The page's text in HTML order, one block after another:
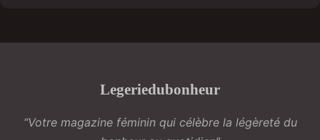
Legeriedubonheur
“Votre magazine féminin qui célèbre la légèreté du